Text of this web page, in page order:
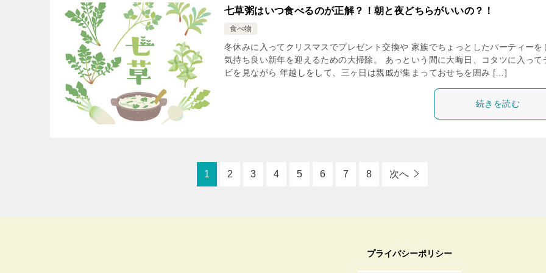
七草粥はいつ食べるのが正解？！朝と夜どちらがいいの？！
食べ物
冬休みに入ってクリスマスでプレゼント交換や 家族でちょっとしたパーティーを
気持ち良い新年を迎えるための大掃除。 あっという間に大晦日、コタツに入って
ビを見ながら 年越しをして、三ヶ日は親戚が集まっておせちを囲み […]
続きを読む
1 2 3 4 5 6 7 8 次へ
プライバシーポリシー